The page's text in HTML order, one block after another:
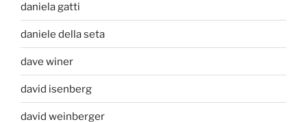
daniela gatti
daniele della seta
dave winer
david isenberg
david weinberger